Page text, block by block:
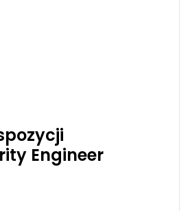
Engineer